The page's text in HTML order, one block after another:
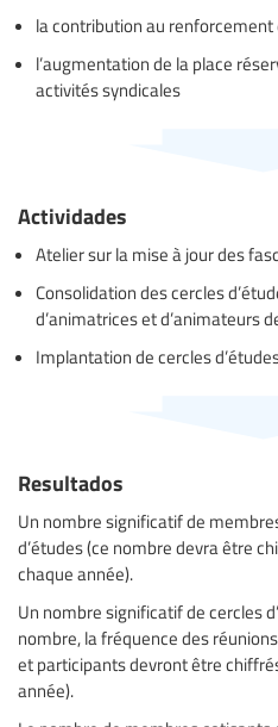
la contribution au
l’augmentation de la place
activités syndicales
Actividades
Atelier sur la mise à jour des
Consolidation des cercles
d’animatrices et d’animateurs
Implantation de cercles
Resultados
Un nombre significatif de
d’études (ce nombre devra être
chaque année).
Un nombre significatif de cercles
nombre, la fréquence des
et participants devront être
année).